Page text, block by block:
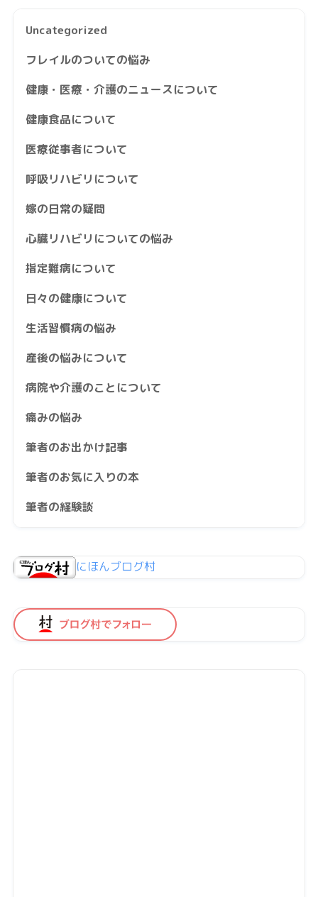
Uncategorized
フレイルのついての悩み
健康・医療・介護のニュースについて
健康食品について
医療従事者について
呼吸リハビリについて
嫁の日常の疑問
心臓リハビリについての悩み
指定難病について
日々の健康について
生活習慣病の悩み
産後の悩みについて
病院や介護のことについて
痛みの悩み
筆者のお出かけ記事
筆者のお気に入りの本
筆者の経験談
にほんブログ村